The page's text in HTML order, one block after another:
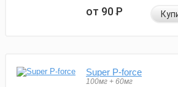
от 90Р
Super P-force
100мг + 60мг